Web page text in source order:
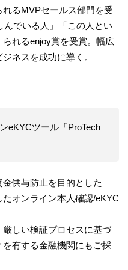
るMVPセールス部門を受
んでいる人」「この人とい
れるenjoy賞を受賞。幅広
ネスを成功に導く。
eKYCツール「ProTech
供与防止を目的とした
たオンライン本人確認/eKYC
しい検証プロセスに基づ
有する金融機関にもご採